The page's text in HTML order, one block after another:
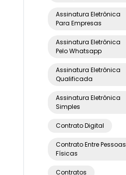
Assinatura Eletrônica
Para Empresas
Assinatura Eletrônica
Pelo Whatsapp
Assinatura Eletrônica
Qualificada
Assinatura Eletrônica
Simples
Contrato Digital
Contrato Entre Pessoas
Físicas
Contratos